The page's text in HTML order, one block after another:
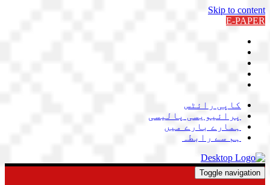
Skip to content
E-PAPER
کاپی رائٹس
پرائیویسی پالیسی
ہمارے بارے میں
ہم سے رابطہ
Toggle navigation